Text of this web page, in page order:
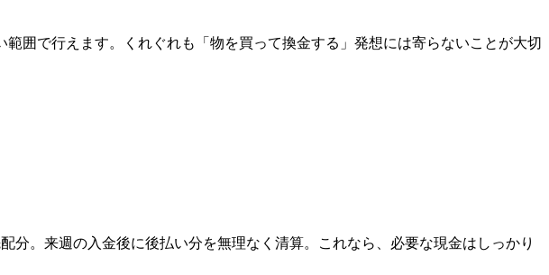
囲で行えます。くれぐれも「物を買って換金する」発想には寄らないことが大切
分。来週の入金後に後払い分を無理なく清算。これなら、必要な現金はしっかり